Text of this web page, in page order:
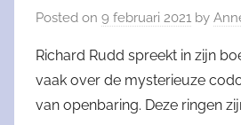
Posted on 9 februari 2021 by
Richard Rudd spreekt in zijn
vaak over de mysterieuze
van openbaring. Deze ringen